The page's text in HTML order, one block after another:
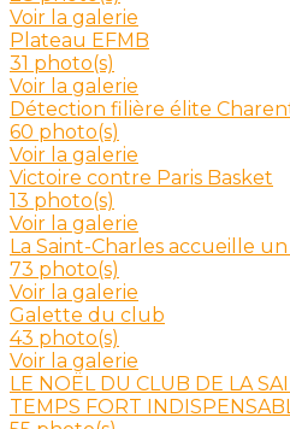
Voir la galerie
Plateau EFMB
31 photo(s)
Voir la galerie
Détection filière élite
60 photo(s)
Voir la galerie
Victoire contre Paris Basket
13 photo(s)
Voir la galerie
La Saint-Charles accueille
73 photo(s)
Voir la galerie
Galette du club
43 photo(s)
Voir la galerie
LE NOËL DU CLUB DE LA
TEMPS FORT